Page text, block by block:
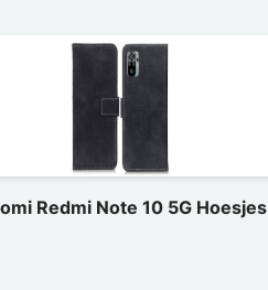
Redmi Note 10 5G Hoesjes